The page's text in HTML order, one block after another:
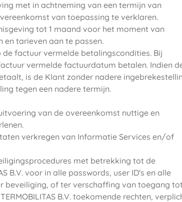
met in achtneming van een termijn van
van toepassing te verklaren.
tot 1 maand voor het moment van
tarieven aan te passen.
factuur vermelde betalingscondities. Bij
vermelde factuurdatum betalen. Indien
is de Klant zonder nadere
tegen een nadere termijn.
van de overeenkomst nuttige en
verkregen van Informatie Services en/of
met betrekking tot de
B.V. voor in alle passwords, user ID's en alle
beveiliging, of ter verschaffing van toegang tot
B.V. toekomende rechten,